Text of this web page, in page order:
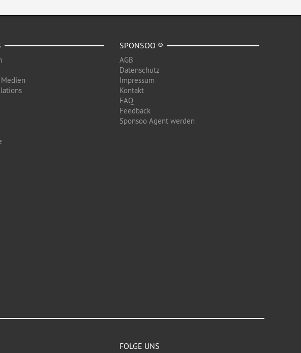
Medien
SPONSOO ®
AGB
Datenschutz
Impressum
Kontakt
FAQ
Feedback
Sponsoo Agent werden
FOLGE UNS